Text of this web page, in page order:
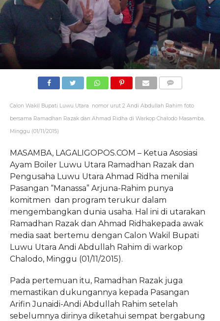
Calon Wakil Bupati Luwu Utara nomor urut 2 Andi Abdullah Rahim foto
bersama Ramadhan Razak dan Ahmad Ridha di Warkop Chalodo Masamba,
Minggu (01/11/2015)
MASAMBA, LAGALIGOPOS.COM – Ketua Asosiasi
Ayam Boiler Luwu Utara Ramadhan Razak dan
Pengusaha Luwu Utara Ahmad Ridha menilai
Pasangan “Manassa” Arjuna-Rahim punya
komitmen dan program terukur dalam
mengembangkan dunia usaha. Hal ini di utarakan
Ramadhan Razak dan Ahmad Ridhakepada awak
media saat bertemu dengan Calon Wakil Bupati
Luwu Utara Andi Abdullah Rahim di warkop
Chalodo, Minggu (01/11/2015).
Pada pertemuan itu, Ramadhan Razak juga
memastikan dukungannya kepada Pasangan
Arifin Junaidi-Andi Abdullah Rahim setelah
sebelumnya dirinya diketahui sempat bergabung